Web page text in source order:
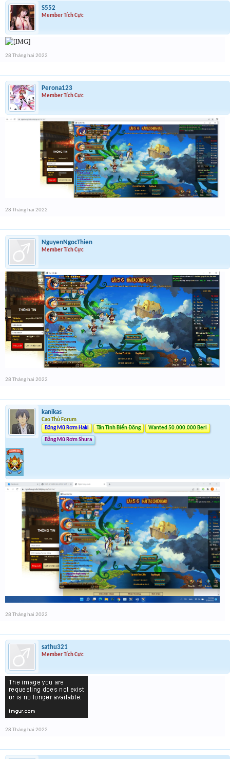
S552
Member Tích Cực
28 Tháng hai 2022
Perona123
Member Tích Cực
28 Tháng hai 2022
NguyenNgocThien
Member Tích Cực
28 Tháng hai 2022
kanikas
Cao Thủ Forum
Băng Mũ Rơm Haki
Tân Tinh Biển Đông Wanted 50.000.000 Beri
Băng Mũ Rơm Shura
28 Tháng hai 2022
sathu321
Member Tích Cực
28 Tháng hai 2022